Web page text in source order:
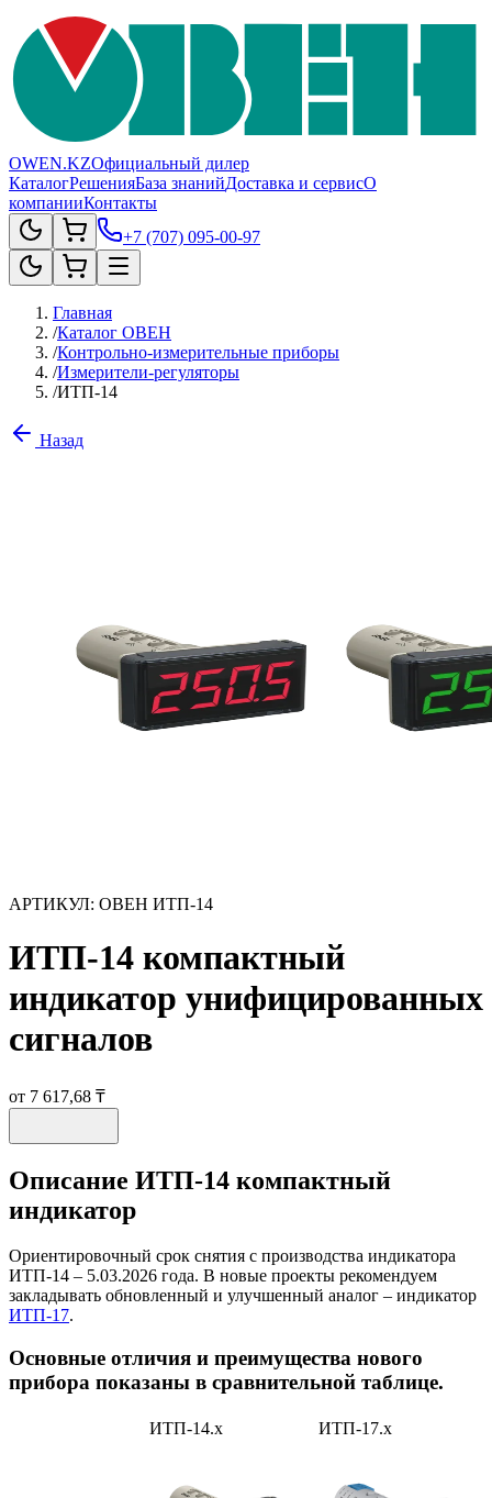
OWEN.KZОфициальный дилер
КаталогРешенияБаза знанийДоставка и сервисО
компанииКонтакты
+7 (707) 095-00-97
Главная
/Каталог ОВЕН
/Контрольно-измерительные приборы
/Измерители-регуляторы
/ИТП-14
Назад
АРТИКУЛ: ОВЕН ИТП-14
ИТП-14 компактный
индикатор унифицированных
сигналов
от 7 617,68 ₸
Описание ИТП-14 компактный
индикатор
Ориентировочный срок снятия с производства индикатора
ИТП-14 – 5.03.2026 года. В новые проекты рекомендуем
закладывать обновленный и улучшенный аналог – индикатор
ИТП-17.
Основные отличия и преимущества нового
прибора показаны в сравнительной таблице.
ИТП-14.х ИТП-17.х